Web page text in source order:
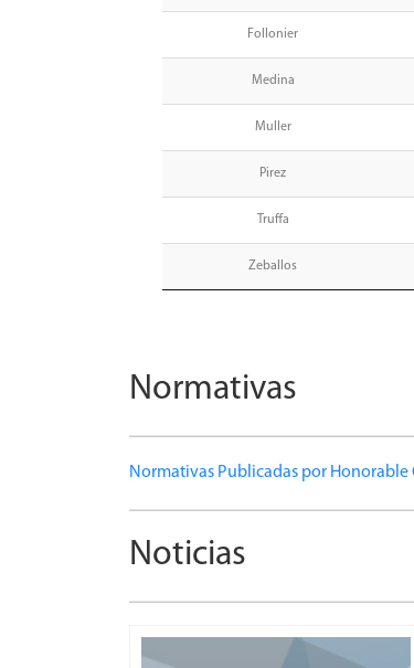
Follonier
Medina
Muller
Pirez
Truffa
Zeballos
Normativas
Normativas Publicadas por
Noticias